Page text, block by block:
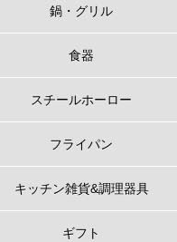
鍋・グリル
食器
スチールホーロー
フライパン
キッチン雑貨&調理器具
ギフト